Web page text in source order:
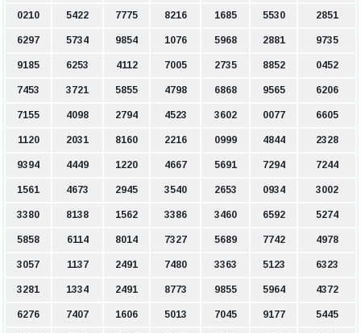
0210 5422 7775 8216 1685 5530 2851
6297 5734 9854 1076 5968 2881 9735
9185 6253 4112 7005 2735 8852 0452
7453 3721 5855 4798 6868 9565 6206
7155 4098 2794 4523 3602 0077 6605
1120 2031 8160 2216 0999 4844 2328
9394 4449 1220 4667 5691 7294 7244
1561 4673 2945 3540 2653 0934 3002
3380 8138 1562 3386 3460 6592 5274
5858 6114 8014 7327 5689 7742 4978
3057 1137 2491 7480 3363 5123 6323
3281 1334 2491 8773 9855 5964 4372
6276 7407 1606 5013 7045 9177 5445